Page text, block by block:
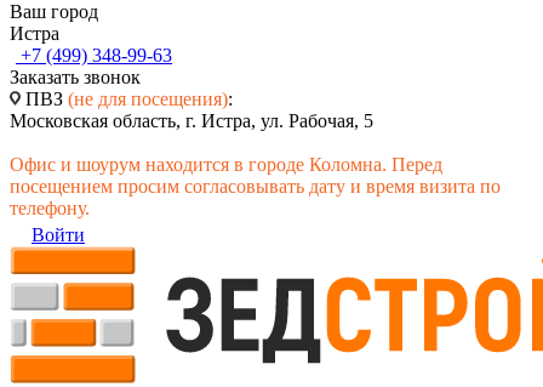
Ваш город
Истра
+7 (499) 348-99-63
Заказать звонок
ПВЗ (не для посещения):
Московская область, г. Истра, ул. Рабочая, 5
Офис и шоурум находится в городе Коломна. Перед
посещением просим согласовывать дату и время визита по
телефону.
Войти